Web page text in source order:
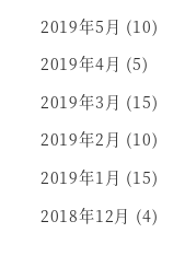
2019年5月 (10)
2019年4月 (5)
2019年3月 (15)
2019年2月 (10)
2019年1月 (15)
2018年12月 (4)